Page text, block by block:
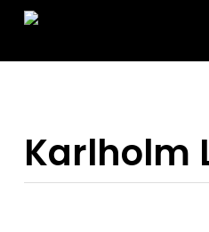
Skip
main
Karlholm